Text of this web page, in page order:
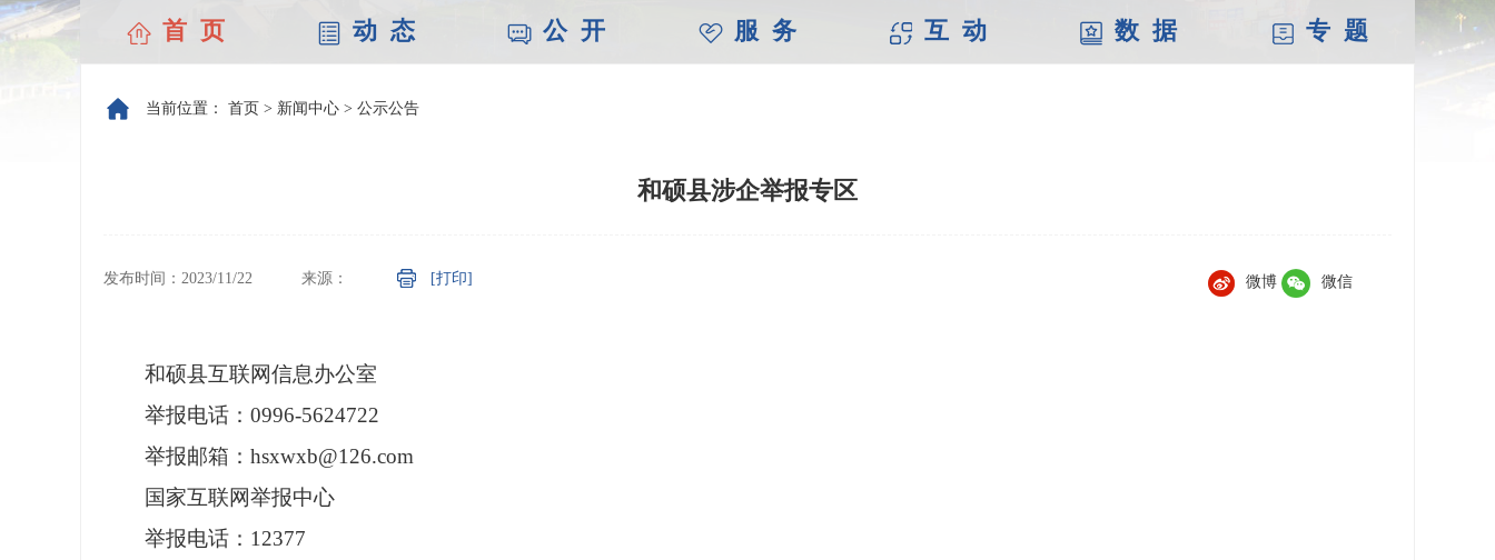
首 页 动 态 公 开 服 务 互 动 数 据 专 题
当前位置： 首页 > 新闻中心 > 公示公告
和硕县涉企举报专区
发布时间：2023/11/22 来源： [打印] 微博 微信
和硕县互联网信息办公室
举报电话：0996-5624722
举报邮箱：hsxwxb@126.com
国家互联网举报中心
举报电话： 12377